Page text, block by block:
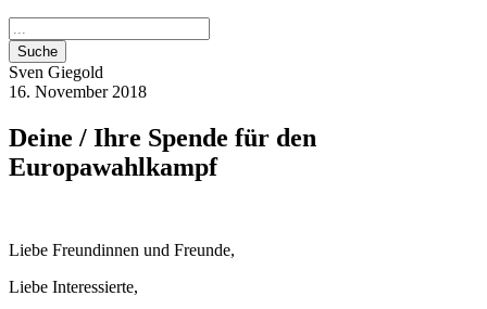
Suche
Sven Giegold
16. November 2018
Deine / Ihre Spende für den
Europawahlkampf
Liebe Freundinnen und Freunde,
Liebe Interessierte,